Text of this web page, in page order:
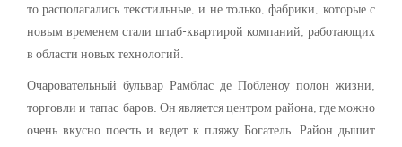
то располагались текстильные, и не только, фабрики, которые с
новым временем стали штаб-квартирой компаний, работающих
в области новых технологий.
Очаровательный бульвар Рамблас де Побленоу полон жизни,
торговли и тапас-баров. Он является центром района, где можно
очень вкусно поесть и ведет к пляжу Богатель. Район дышит